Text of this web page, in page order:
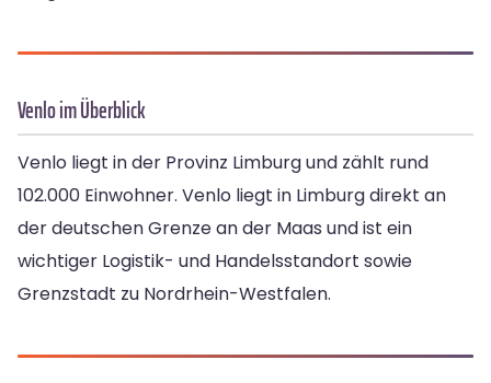
Venlo im Überblick
Venlo liegt in der Provinz Limburg und zählt rund
102.000 Einwohner. Venlo liegt in Limburg direkt an
der deutschen Grenze an der Maas und ist ein
wichtiger Logistik- und Handelsstandort sowie
Grenzstadt zu Nordrhein-Westfalen.